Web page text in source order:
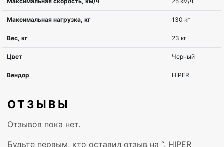
ОТЗЫВЫ
Отзывов пока нет.
Будьте первым, кто оставил отзыв на “. HIPER